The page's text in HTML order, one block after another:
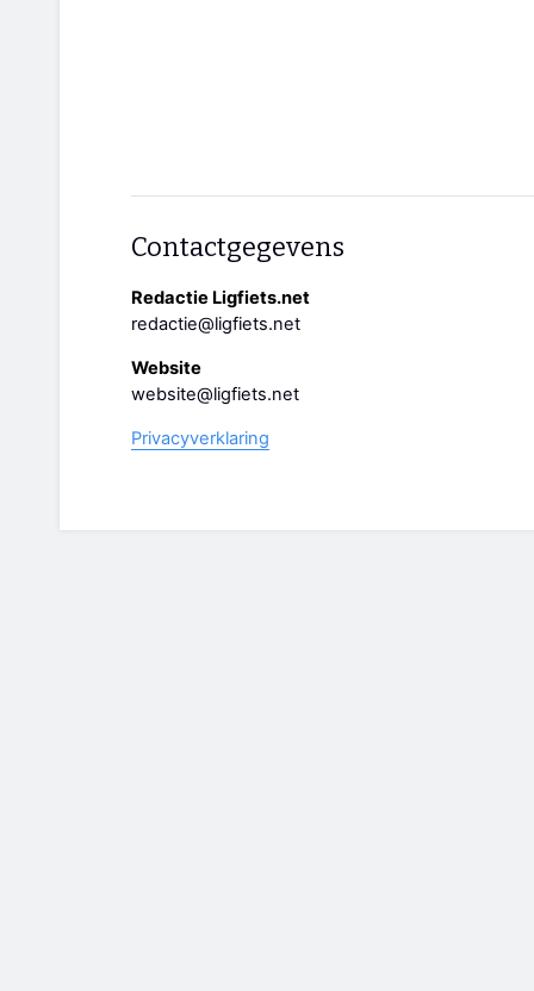
Contactgegevens
Redactie Ligfiets.net
redactie@ligfiets.net
Website
website@ligfiets.net
Privacyverklaring